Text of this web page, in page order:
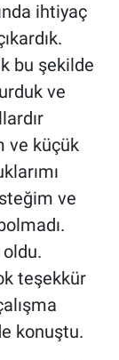
ihtiyaç
bu şekilde
ve
ve küçük
ve
oldu.
teşekkür
konuştu.